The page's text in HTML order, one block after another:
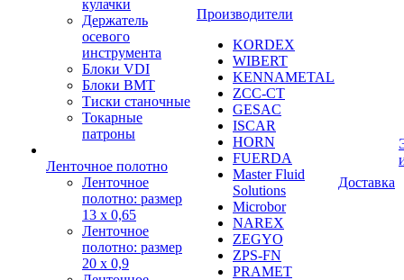
кулачки
Держатель
осевого
инструмента
Блоки VDI
Блоки BMT
Тиски станочные
Токарные
патроны
Ленточное полотно
Ленточное
полотно: размер
13 х 0,65
Ленточное
полотно: размер
20 х 0,9
Производители
KORDEX
WIBERT
KENNAMETAL
ZCC-CT
GESAC
ISCAR
HORN
FUERDA
Master Fluid
Solutions
Microbor
NAREX
ZEGYO
ZPS-FN
PRAMET
Доставка